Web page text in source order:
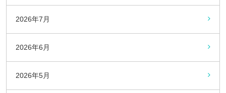
2026年7月
2026年6月
2026年5月